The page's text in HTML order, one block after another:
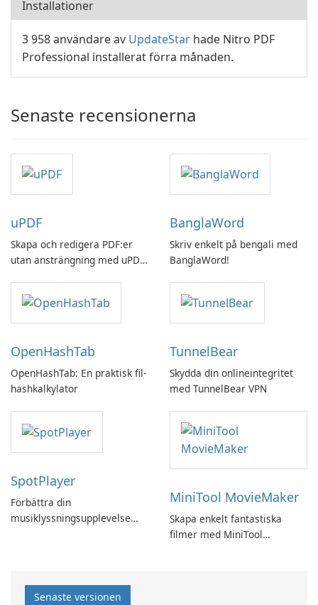
Installationer
3 958 användare av UpdateStar hade Nitro PDF
Professional installerat förra månaden.
Senaste recensionerna
uPDF
Skapa och redigera PDF:er
utan ansträngning med uPDF
BanglaWord
Skriv enkelt på bengali med
BanglaWord!
OpenHashTab
OpenHashTab: En praktisk fil-
hashkalkylator
TunnelBear
Skydda din onlineintegritet
med TunnelBear VPN
SpotPlayer
Förbättra din
musiklyssningsupplevelse
MiniTool MovieMaker
Skapa enkelt fantastiska
filmer med MiniTool
Senaste versionen